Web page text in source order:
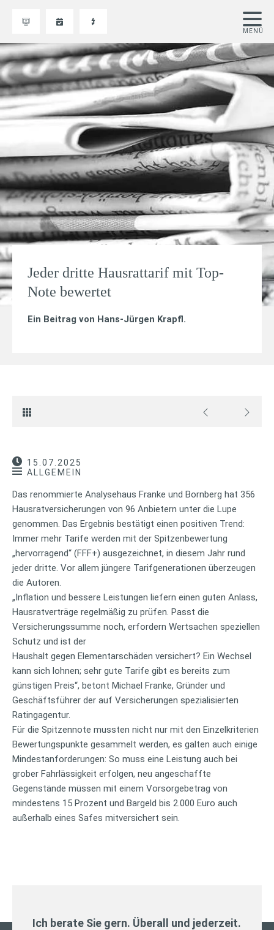
Jeder dritte Hausrattarif mit Top-
Note bewertet
Ein Beitrag von Hans-Jürgen Krapfl.
15.07.2025
ALLGEMEIN
Das renommierte Analysehaus Franke und Bornberg hat 356
Hausratversicherungen von 96 Anbietern unter die Lupe
genommen. Das Ergebnis bestätigt einen positiven Trend:
Immer mehr Tarife werden mit der Spitzenbewertung
„hervorragend“ (FFF+) ausgezeichnet, in diesem Jahr rund
jeder dritte. Vor allem jüngere Tarifgenerationen überzeugen
die Autoren.
„Inflation und bessere Leistungen liefern einen guten Anlass,
Hausratverträge regelmäßig zu prüfen. Passt die
Versicherungssumme noch, erfordern Wertsachen speziellen
Schutz und ist der
Haushalt gegen Elementarschäden versichert? Ein Wechsel
kann sich lohnen; sehr gute Tarife gibt es bereits zum
günstigen Preis“, betont Michael Franke, Gründer und
Geschäftsführer der auf Versicherungen spezialisierten
Ratingagentur.
Für die Spitzennote mussten nicht nur mit den Einzelkriterien
Bewertungspunkte gesammelt werden, es galten auch einige
Mindestanforderungen: So muss eine Leistung auch bei
grober Fahrlässigkeit erfolgen, neu angeschaffte
Gegenstände müssen mit einem Vorsorgebetrag von
mindestens 15 Prozent und Bargeld bis 2.000 Euro auch
außerhalb eines Safes mitversichert sein.
Ich berate Sie gern. Überall und jederzeit.